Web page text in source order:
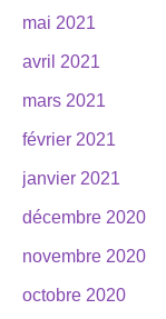
mai 2021
avril 2021
mars 2021
février 2021
janvier 2021
décembre 2020
novembre 2020
octobre 2020